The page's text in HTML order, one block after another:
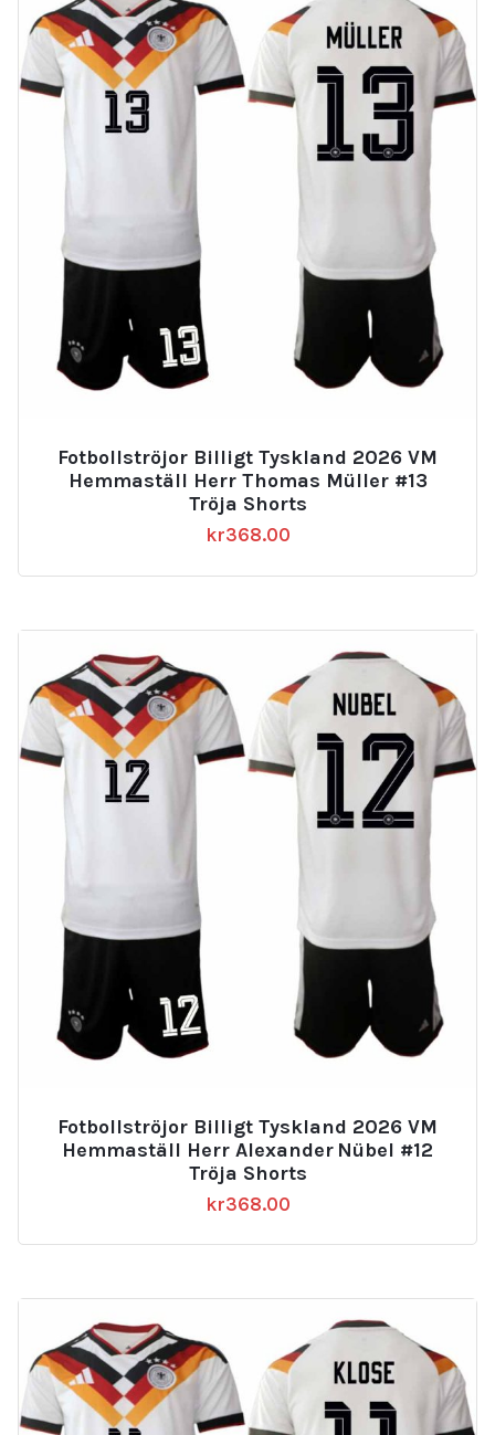
Fotbollströjor Billigt Tyskland 2026 VM
Hemmaställ Herr Thomas Müller #13
Tröja Shorts
kr368.00
Fotbollströjor Billigt Tyskland 2026 VM
Hemmaställ Herr Alexander Nübel #12
Tröja Shorts
kr368.00